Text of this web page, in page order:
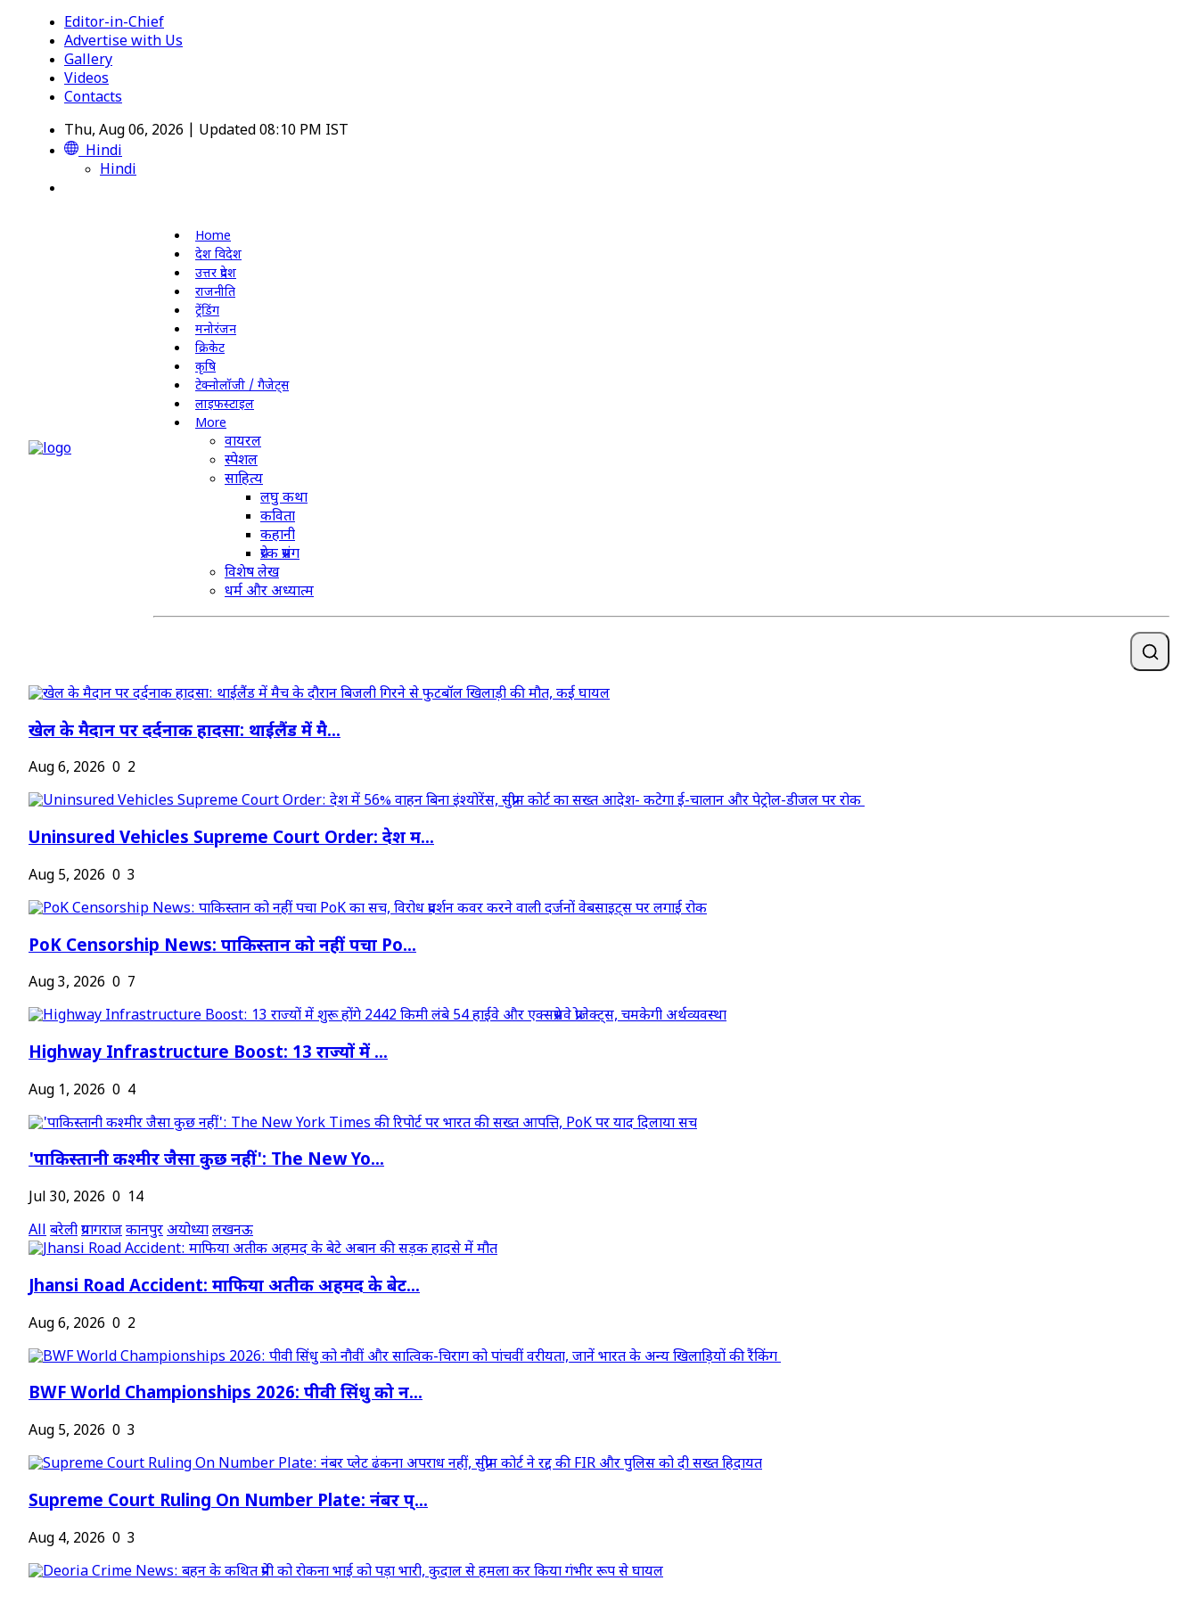
Editor-in-Chief
Advertise with Us
Gallery
Videos
Contacts
Thu, Aug 06, 2026 | Updated 08:10 PM IST
Hindi
Hindi
Home
देश विदेश
उत्तर प्रदेश
राजनीति
ट्रेंडिंग
मनोरंजन
क्रिकेट
कृषि
टेक्नोलॉजी / गैजेट्स
लाइफस्टाइल
More
वायरल
स्पेशल
साहित्य
लघु कथा
कविता
कहानी
प्रेरक प्रसंग
विशेष लेख
धर्म और अध्यात्म
खेल के मैदान पर दर्दनाक हादसा: थाईलैंड में मै...
Aug 6, 2026 0 2
Uninsured Vehicles Supreme Court Order: देश म...
Aug 5, 2026 0 3
PoK Censorship News: पाकिस्तान को नहीं पचा Po...
Aug 3, 2026 0 7
Highway Infrastructure Boost: 13 राज्यों में ...
Aug 1, 2026 0 4
'पाकिस्तानी कश्मीर जैसा कुछ नहीं': The New Yo...
Jul 30, 2026 0 14
Allबरेलीप्रयागराजकानपुरअयोध्यालखनऊ
Jhansi Road Accident: माफिया अतीक अहमद के बेट...
Aug 6, 2026 0 2
BWF World Championships 2026: पीवी सिंधु को न...
Aug 5, 2026 0 3
Supreme Court Ruling On Number Plate: नंबर प्...
Aug 4, 2026 0 3